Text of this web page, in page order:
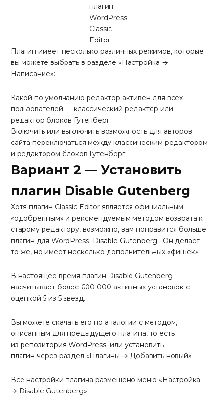
плагин
WordPress
Classic
Editor
Плагин имеет несколько различных режимов, которые
вы можете выбрать в разделе «Настройка →
Написание»:
Какой по умолчанию редактор активен для всех
пользователей — классический редактор или
редактор блоков Гутенберг.
Включить или выключить возможность для авторов
сайта переключаться между классическим редактором
и редактором блоков Гутенберг.
Вариант 2 — Установить
плагин Disable Gutenberg
Хотя плагин Classic Editor является официальным
«одобренным» и рекомендуемым методом возврата к
старому редактору, возможно, вам понравится больше
плагин для WordPress
Disable Gutenberg . Он делает
то же, но имеет несколько дополнительных «фишек».
В настоящее время плагин Disable Gutenberg
насчитывает более 600 000 активных установок с
оценкой 5 из 5 звезд.
Вы можете скачать его по аналогии с методом,
описанным для предыдущего плагина, то есть
из репозитория WordPress или установить
плагин через раздел «Плагины → Добавить новый»
Все настройки плагина размещено меню «Настройка
→ Disable Gutenberg».